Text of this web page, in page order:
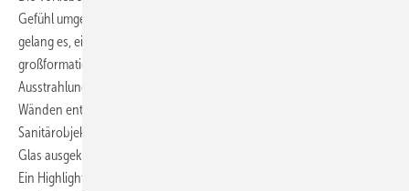
Gefühl umgesetzt. Trotz des starken und eher harten Kontrastes
gelang es, eine harmonische, warme Atmosphäre zu schaffen. Die
großformatigen mattschwarzen Bodenfliesen sorgen für eine ruhige
Ausstrahlung, kombiniert mit schwarzem Glasmosaik an wenigen
Wänden entsteht eine wohlige Spannung. Dazu die weißen
Sanitärobjekte und Accessoires in Schwarz, sowie die mit schwarzem
Glas ausgekleideten, beleuchteten Nischen runden das Konzept ab.
Ein Highlight ist sicher die mattschwarze Tapete mit glänzenden